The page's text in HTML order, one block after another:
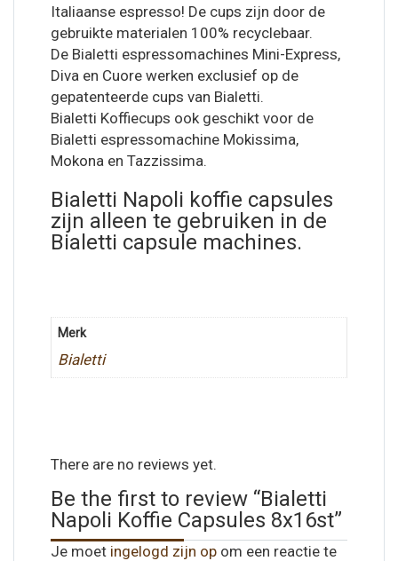
Italiaanse espresso! De cups zijn door de
gebruikte materialen 100% recyclebaar.
De Bialetti espressomachines Mini-Express,
Diva en Cuore werken exclusief op de
gepatenteerde cups van Bialetti.
Bialetti Koffiecups ook geschikt voor de
Bialetti espressomachine Mokissima,
Mokona en Tazzissima.
Bialetti Napoli koffie capsules
zijn alleen te gebruiken in de
Bialetti capsule machines.
Merk
Bialetti
There are no reviews yet.
Be the first to review “Bialetti
Napoli Koffie Capsules 8x16st”
Je moet ingelogd zijn op om een reactie te